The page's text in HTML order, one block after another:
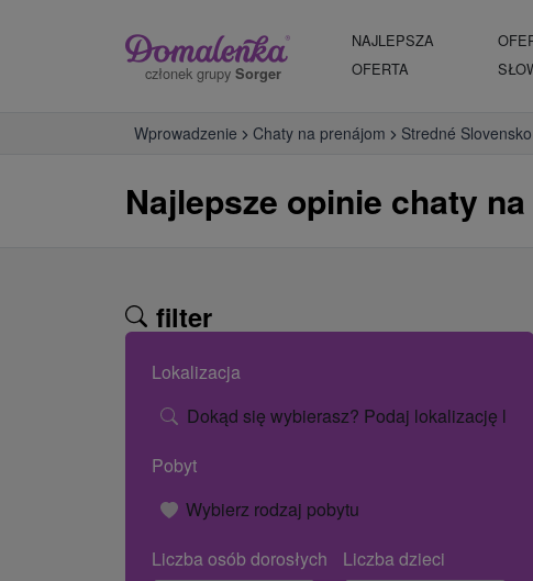
członek grupy Sorger
NAJLEPSZA
OFERTA
Wprowadzenie Chaty na prenájom Stredné Slovensko
Najlepsze opinie chaty
filter
Lokalizacja
Dokąd się wybierasz? Podaj lokalizację lub
Pobyt
Wybierz rodzaj pobytu
Liczba osób dorosłych
Liczba dzieci